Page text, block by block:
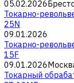
05.02.2026
Токарно-
25N
09.01.2026
Токарно-
15F
09.01.2026
Токарный